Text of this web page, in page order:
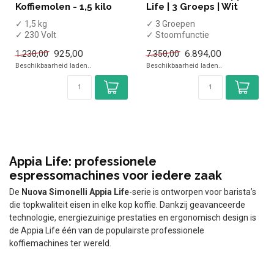
Koffiemolen - 1,5 kilo
✓ 1,5 kg
✓ 230 Volt
1.230,00 925,00
Beschikbaarheid laden..
Life | 3 Groeps | Wit
✓ 3 Groepen
✓ Stoomfunctie
7.350,00 6.894,00
Beschikbaarheid laden..
Appia Life: professionele
espressomachines voor iedere zaak
De Nuova Simonelli Appia Life-serie is ontworpen voor barista’s
die topkwaliteit eisen in elke kop koffie. Dankzij geavanceerde
technologie, energiezuinige prestaties en ergonomisch design is
de Appia Life één van de populairste professionele
koffiemachines ter wereld.